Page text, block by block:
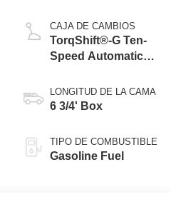
CAJA DE CAMBIOS
TorqShift®-G Ten-
Speed Automatic
Selectable Drive
Modes
LONGITUD DE LA CAMA
6 3/4' Box
TIPO DE COMBUSTIBLE
Gasoline Fuel